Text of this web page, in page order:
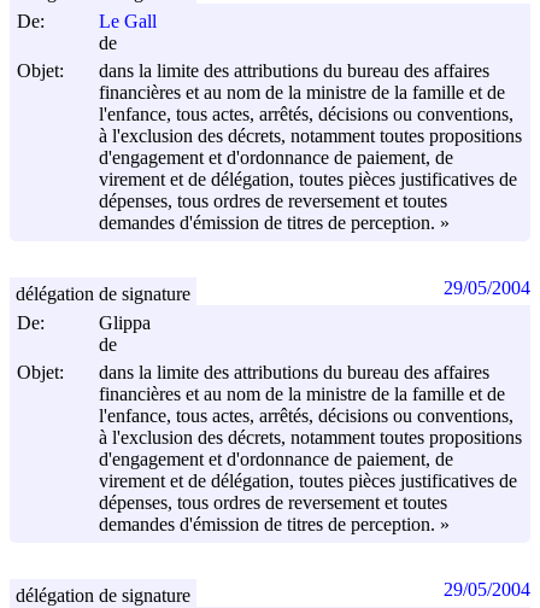
De:
Le Gall
de
Objet:
dans la limite des attributions du bureau des affaires
financières et au nom de la ministre de la famille et de
l'enfance, tous actes, arrêtés, décisions ou conventions,
à l'exclusion des décrets, notamment toutes propositions
d'engagement et d'ordonnance de paiement, de
virement et de délégation, toutes pièces justificatives de
dépenses, tous ordres de reversement et toutes
demandes d'émission de titres de perception. »
De:
Glippa
de
Objet:
dans la limite des attributions du bureau des affaires
financières et au nom de la ministre de la famille et de
l'enfance, tous actes, arrêtés, décisions ou conventions,
à l'exclusion des décrets, notamment toutes propositions
d'engagement et d'ordonnance de paiement, de
virement et de délégation, toutes pièces justificatives de
dépenses, tous ordres de reversement et toutes
demandes d'émission de titres de perception. »
délégation de signature 29/05/2004
délégation de signature 29/05/2004